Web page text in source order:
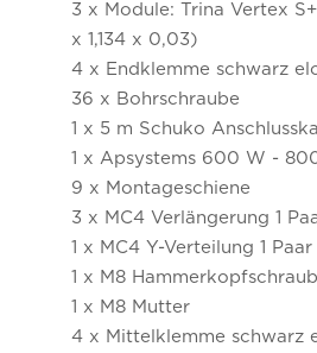
3 x Module: Trina Vertex
x 1,134 x 0,03)
4 x Endklemme schwarz
36 x Bohrschraube
1 x 5 m Schuko
1 x Apsystems 600 W -
9 x Montageschiene
3 x MC4 Verlängerung 1
1 x MC4 Y-Verteilung 1
1 x M8
1 x M8 Mutter
4 x Mittelklemme schwarz